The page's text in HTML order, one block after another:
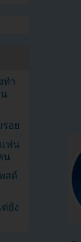
ทำ
อย
แฟน
น
สต์
ยัง